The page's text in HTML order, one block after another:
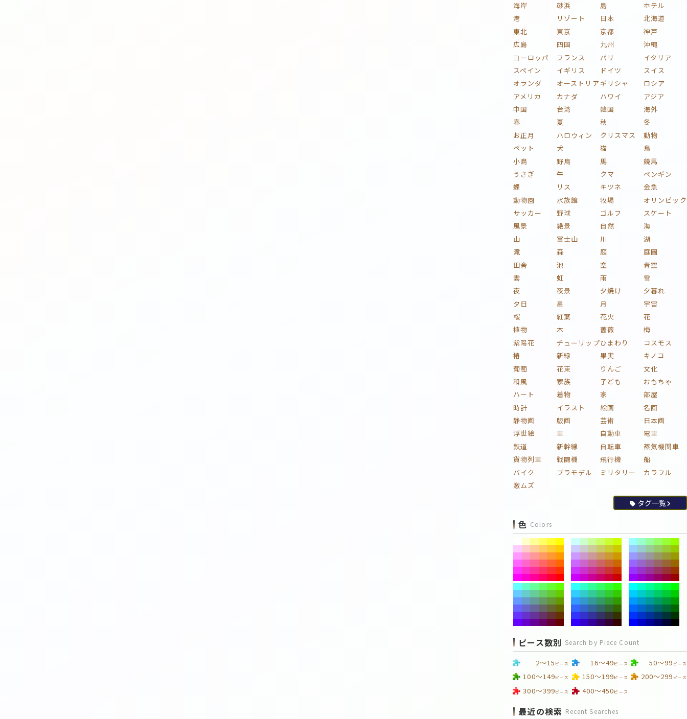
海岸
砂浜 島
ホテル
港
リゾート 日本
北海道
東北
東京 京都
神戸
広島
四国 九州
沖縄
ヨーロッパ
フランス パリ
イタリア
スペイン
イギリス ドイツ
スイス
オランダ
オーストリア ギリシャ
ロシア
アメリカ
カナダ ハワイ
アジア
中国
台湾 韓国
海外
春
夏 秋
冬
お正月
ハロウィン クリスマス
動物
ペット
犬 猫
鳥
小鳥
野鳥 馬
競馬
うさぎ
牛 クマ
ペンギン
蝶
リス キツネ
金魚
動物園
水族館 牧場
オリンピック
サッカー
野球 ゴルフ
スケート
風景
絶景 自然
海
山
富士山 川
湖
滝
森 庭
庭園
田舎
池 空
青空
雲
虹 雨
雪
夜
夜景 夕焼け
夕暮れ
夕日
星 月
宇宙
桜
紅葉 花火
花
植物
木 薔薇
梅
紫陽花
チューリップひまわり
コスモス
椿
新緑 果実
キノコ
葡萄
花束 りんご
文化
和風
家族 子ども
おもちゃ
ハート
着物 家
部屋
時計
イラスト 絵画
名画
静物画
版画 芸術
日本画
浮世絵
車 自動車
電車
鉄道
新幹線 自転車
蒸気機関車
貨物列車
戦闘機 飛行機
船
バイク
プラモデル ミリタリー
カラフル
激ムズ
タグ一覧
色 Colors
ピース数別 Search by Piece Count
2～15 ピース 16～49ピース 50～99 ピース
100～149ピース 150～199ピース 200～299 ピース
300～399ピース 400～450ピース
最近の検索 Recent Searches